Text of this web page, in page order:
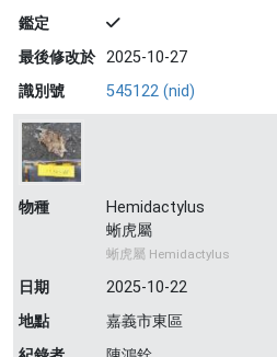
鑑定
最後修改於 2025-10-27
識別號
545122 (nid)
物種
Hemidactylus
蜥虎屬
蜥虎屬 Hemidactylus
日期
2025-10-22
地點
嘉義市東區